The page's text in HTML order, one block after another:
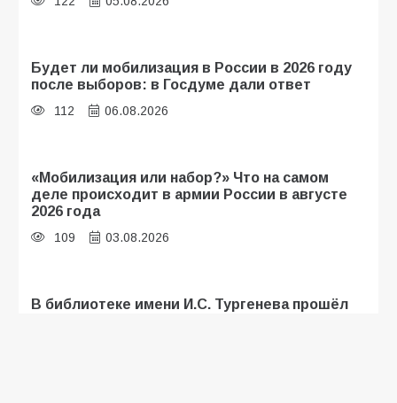
Будет ли мобилизация в России в 2026 году
после выборов: в Госдуме дали ответ
112 06.08.2026
«Мобилизация или набор?» Что на самом
деле происходит в армии России в августе
2026 года
109 03.08.2026
В библиотеке имени И.С. Тургенева прошёл